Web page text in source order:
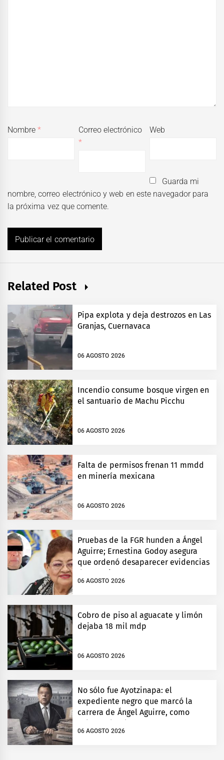
Nombre*
Correo electrónico
*
Web
Guarda mi
nombre, correo electrónico y web en este navegador para
la próxima vez que comente.
Related Post
Pipa explota y deja destrozos en Las
Granjas, Cuernavaca
06 AGOSTO 2026
Incendio consume bosque virgen en
el santuario de Machu Picchu
06 AGOSTO 2026
Falta de permisos frenan 11 mmdd
en minería mexicana
06 AGOSTO 2026
Pruebas de la FGR hunden a Ángel
Aguirre; Ernestina Godoy asegura
que ordenó desaparecer evidencias
06 AGOSTO 2026
Cobro de piso al aguacate y limón
dejaba 18 mil mdp
06 AGOSTO 2026
No sólo fue Ayotzinapa: el
expediente negro que marcó la
carrera de Ángel Aguirre, como
06 AGOSTO 2026